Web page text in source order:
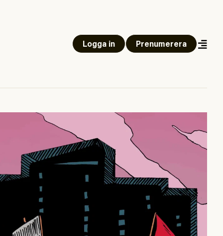
Logga in Prenumerera